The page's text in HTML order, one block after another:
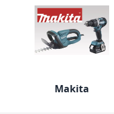
Makita